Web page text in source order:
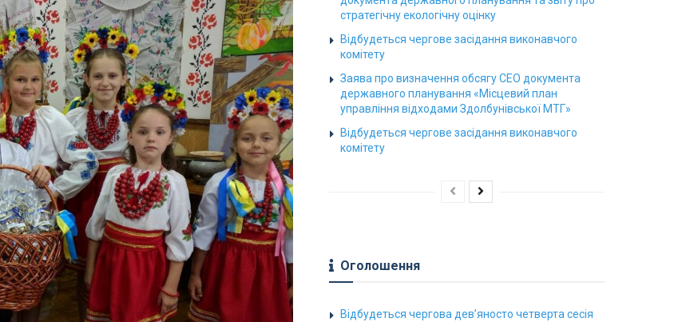
стратегічну екологічну оцінку
Відбудеться чергове засідання виконавчого
комітету
Заява про визначення обсягу СЕО документа
державного планування «Місцевий план
управління відходами Здолбунівської МТГ»
Відбудеться чергове засідання виконавчого
комітету
Оголошення
Відбудеться чергова дев’яносто четверта сесія